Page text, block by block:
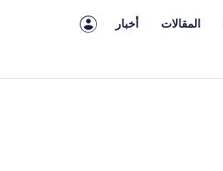
المقالات أخبار